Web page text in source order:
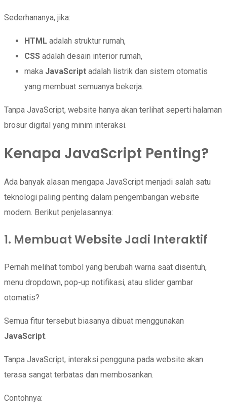
Sederhananya, jika:
HTML adalah struktur rumah,
CSS adalah desain interior rumah,
maka JavaScript adalah listrik dan sistem otomatis
yang membuat semuanya bekerja.
Tanpa JavaScript, website hanya akan terlihat seperti halaman
brosur digital yang minim interaksi.
Kenapa JavaScript Penting?
Ada banyak alasan mengapa JavaScript menjadi salah satu
teknologi paling penting dalam pengembangan website
modern. Berikut penjelasannya:
1. Membuat Website Jadi Interaktif
Pernah melihat tombol yang berubah warna saat disentuh,
menu dropdown, pop-up notifikasi, atau slider gambar
otomatis?
Semua fitur tersebut biasanya dibuat menggunakan
JavaScript.
Tanpa JavaScript, interaksi pengguna pada website akan
terasa sangat terbatas dan membosankan.
Contohnya: